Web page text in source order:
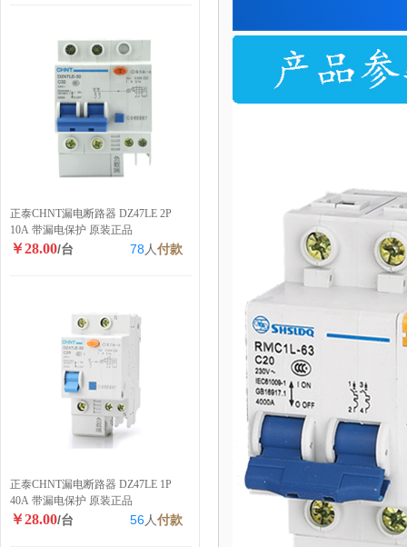
正泰CHNT漏电断路器 DZ47LE 2P
10A 带漏电保护 原装正品
￥28.00/台 78 人付款
正泰CHNT漏电断路器 DZ47LE 1P
40A 带漏电保护 原装正品
￥28.00/台 56人付款